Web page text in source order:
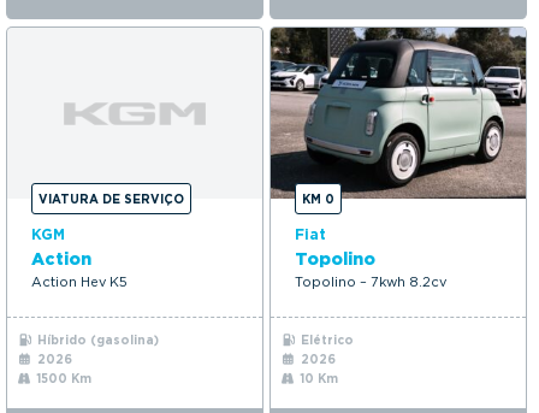
VIATURA DE SERVIÇO
KGM
Action
Action Hev K5
Híbrido (gasolina)
2026
1500 Km
KM 0
Fiat
Topolino
Topolino – 7kwh 8.2cv
Elétrico
2026
10 Km